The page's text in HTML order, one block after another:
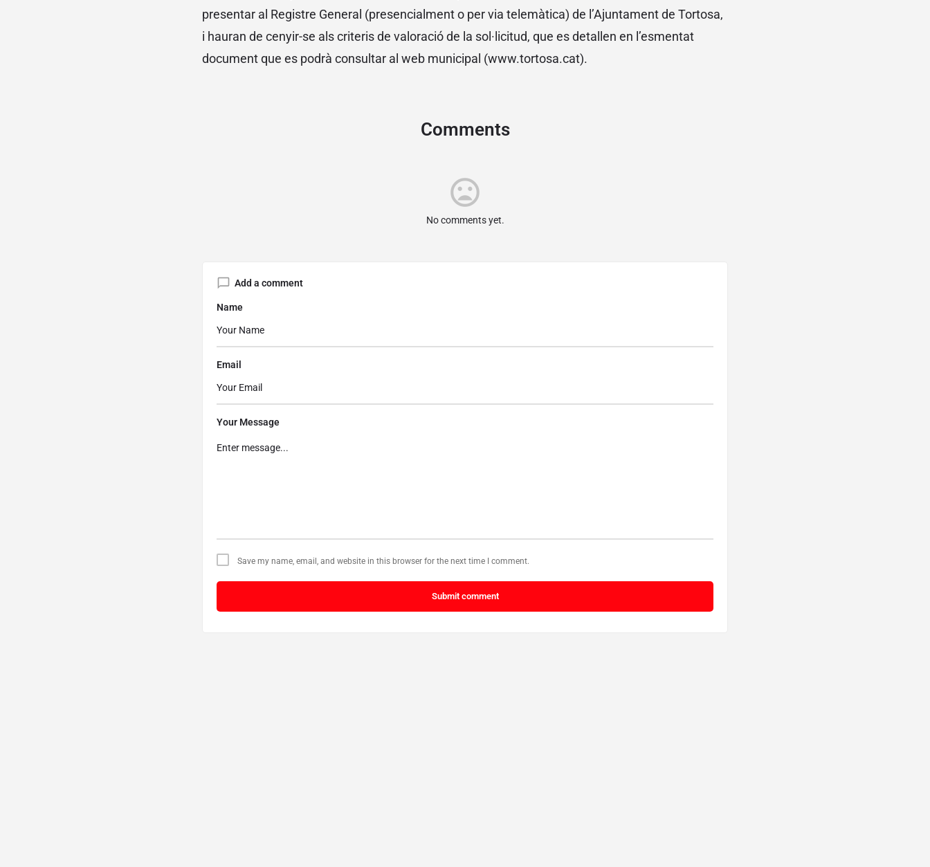
presentar al Registre General (presencialment o per via telemàtica) de l’Ajuntament de Tortosa,
i hauran de cenyir-se als criteris de valoració de la sol·licitud, que es detallen en l’esmentat
document que es podrà consultar al web municipal (www.tortosa.cat).
Comments
mood_bad
No comments yet.
Add a comment
Name
Email
Your Message
Save my name, email, and website in this browser for the next time I comment.
Submit comment